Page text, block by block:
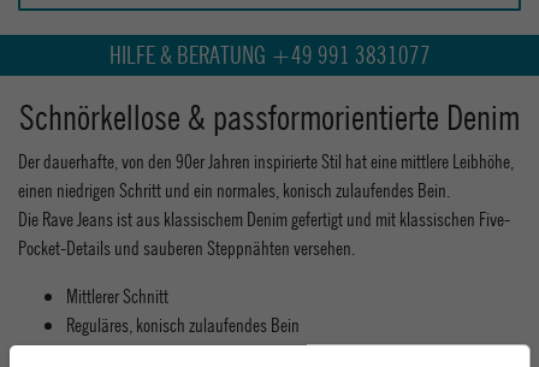
HILFE & BERATUNG +49 991 3831077
Schnörkellose & passformorientierte Denim
Der dauerhafte, von den 90er Jahren inspirierte Stil hat eine mittlere Leibhöhe,
einen niedrigen Schritt und ein normales, konisch zulaufendes Bein.
Die Rave Jeans ist aus klassischem Denim gefertigt und mit klassischen Five-
Pocket-Details und sauberen Steppnähten versehen.
Mittlerer Schnitt
Reguläres, konisch zulaufendes Bein
Five-Pocket-Details